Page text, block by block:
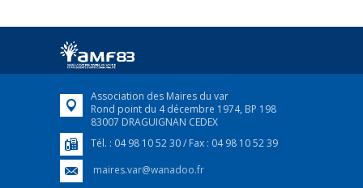
Afin d’accompagner au mieux les réfugiés
FEUILLETER
Association des Maires du var
Rond point du 4 décembre 1974, BP 198
83007 DRAGUIGNAN CEDEX
Tél. : 04 98 10 52 30 / Fax : 04 98 10 52 39
maires.var@wanadoo.fr